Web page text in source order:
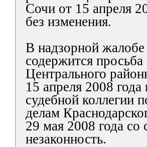
Сочи от 15 апреля
без изменения.
В надзорной
содержится
Центрального
15 апреля 2008 года
судебной коллегии
делам
29 мая 2008 года со
незаконность.